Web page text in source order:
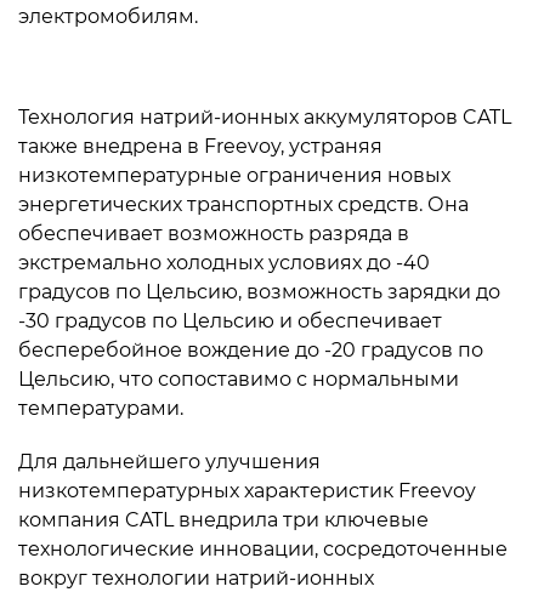
электромобилям.
Технология натрий-ионных аккумуляторов CATL
также внедрена в Freevoy, устраняя
низкотемпературные ограничения новых
энергетических транспортных средств. Она
обеспечивает возможность разряда в
экстремально холодных условиях до -40
градусов по Цельсию, возможность зарядки до
-30 градусов по Цельсию и обеспечивает
бесперебойное вождение до -20 градусов по
Цельсию, что сопоставимо с нормальными
температурами.
Для дальнейшего улучшения
низкотемпературных характеристик Freevoy
компания CATL внедрила три ключевые
технологические инновации, сосредоточенные
вокруг технологии натрий-ионных